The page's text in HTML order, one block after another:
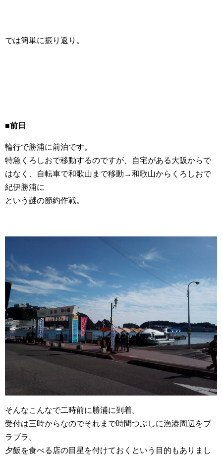
では簡単に振り返り。
■前日
輪行で勝浦に前泊です。
特急くろしおで移動するのですが、自宅がある大阪からで
はなく、自転車で和歌山まで移動→和歌山からくろしおで
紀伊勝浦に
という謎の節約作戦。
そんなこんなで二時前に勝浦に到着。
受付は三時からなのでそれまで時間つぶしに漁港周辺をブ
ラブラ。
夕飯を食べる店の目星を付けておくという目的もありまし